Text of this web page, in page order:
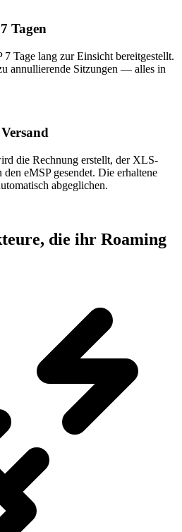
Tagen
Tage lang zur Einsicht bereitgestellt.
annullierende Sitzungen — alles in
die Rechnung erstellt, der XLS-
eMSP gesendet. Die erhaltene
abgeglichen.
die ihr Roaming